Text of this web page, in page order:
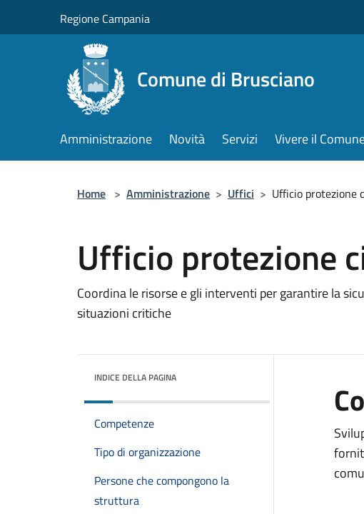
Regione Campania
Comune di Brusciano
Amministrazione Novità Servizi Vivere il
Home > Amministrazione > Uffici > Ufficio protezione
Ufficio protezione
Coordina le risorse e gli interventi per garantire la
situazioni critiche
INDICE DELLA PAGINA
Competenze
Tipo di organizzazione
Persone che compongono la
struttura